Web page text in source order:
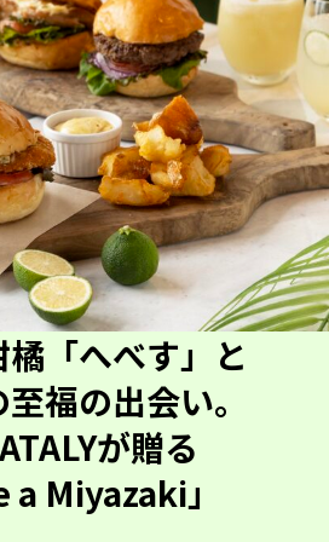
橘「へべす」と
福の出会い。
が贈る
a Miyazaki」